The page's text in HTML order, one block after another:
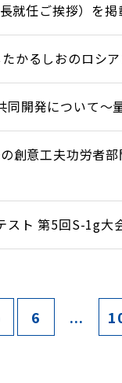
任ご挨拶）を掲
かるしおのロシ
開発について
創意工夫功労者
スト 第5回S-1g
6 ...